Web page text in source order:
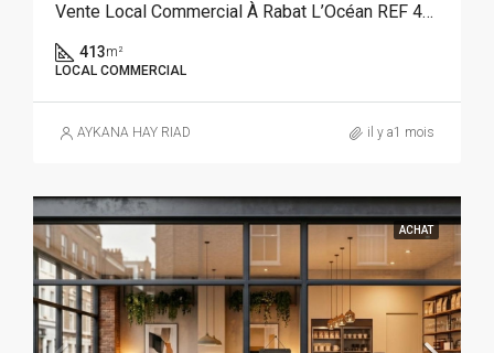
Vente Local Commercial À Rabat L’Océan REF 4348
413m²
LOCAL COMMERCIAL
AYKANA HAY RIAD il y a1 mois
ACHAT